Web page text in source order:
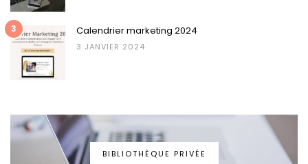
3 Calendrier marketing 2024
3 JANVIER 2024
BIBLIOTHÈQUE PRIVÉE